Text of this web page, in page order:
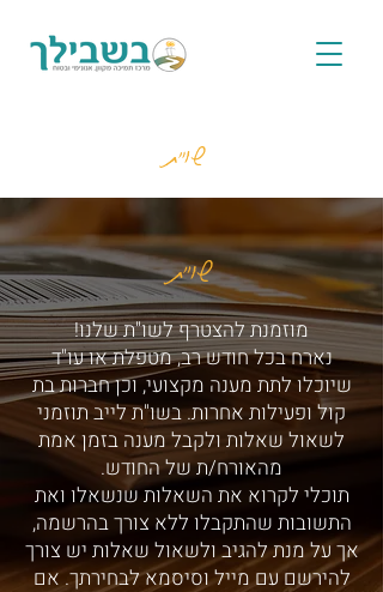
שו"ת
שו"ת
מוזמנת להצטרף לשו"ת שלנו!
נארח בכל חודש רב, מטפלת או עו"ד
שיוכלו לתת מענה מקצועי, וכן חברות בת
קול ופעילות אחרות. בשו"ת לייב תוזמני
לשאול שאלות ולקבל מענה בזמן אמת
מהאורח/ת של החודש.
תוכלי לקרוא את השאלות שנשאלו ואת
התשובות שהתקבלו ללא צורך בהרשמה,
אך על מנת להגיב ולשאול שאלות יש צורך
להירשם עם מייל וסיסמא לבחירתך. אם